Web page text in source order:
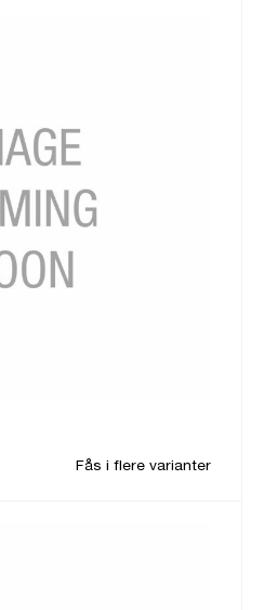
Fås i flere varianter